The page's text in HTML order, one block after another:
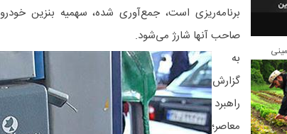
برنامه‌ریزی است، جمع‌آوری شده، سهمیه بنزین
صاحب آنها شارژ می‌شود.
به
گزارش
راهبرد
معاصر؛